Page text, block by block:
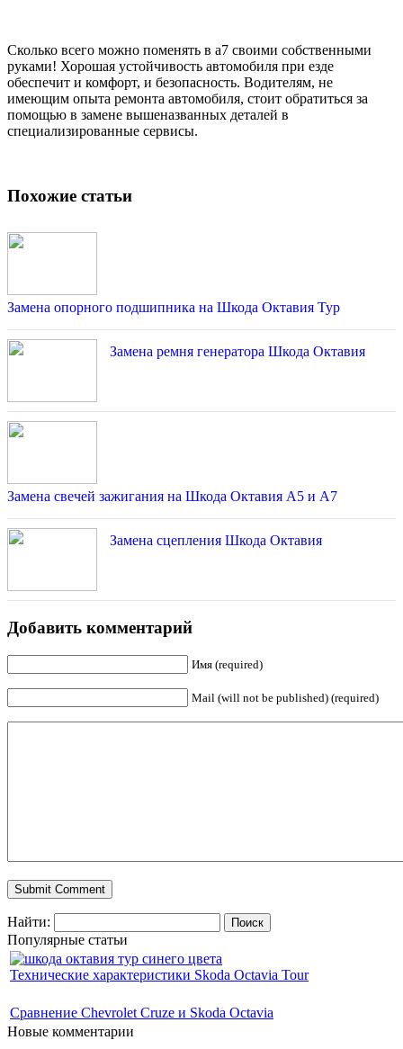
Сколько всего можно поменять в а7 своими собственными
руками! Хорошая устойчивость автомобиля при езде
обеспечит и комфорт, и безопасность. Водителям, не
имеющим опыта ремонта автомобиля, стоит обратиться за
помощью в замене вышеназванных деталей в
специализированные сервисы.
Похожие статьи
Замена опорного подшипника на Шкода Октавия Тур
Замена ремня генератора Шкода Октавия
Замена свечей зажигания на Шкода Октавия А5 и А7
Замена сцепления Шкода Октавия
Добавить комментарий
Имя (required)
Mail (will not be published) (required)
Найти:
Популярные статьи
Технические характеристики Skoda Octavia Tour
Сравнение Chevrolet Cruze и Skoda Octavia
Новые комментарии